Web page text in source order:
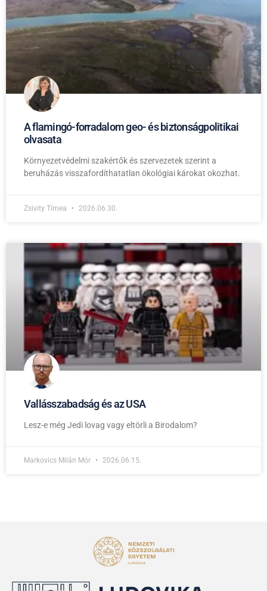
A flamingó-forradalom geo- és biztonságpolitikai
olvasata
Környezetvédelmi szakértők és szervezetek szerint a
beruházás visszafordíthatatlan ökológiai károkat okozhat.
Zsivity Tímea 2026.06.30.
Vallásszabadság és az USA
Lesz-e még Jedi lovag vagy eltörli a Birodalom?
Markovics Milán Mór 2026.06.15.